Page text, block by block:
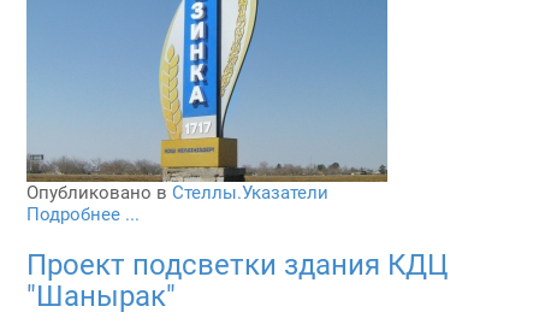
Опубликовано в Стеллы.Указатели
Подробнее ...
Проект подсветки здания КДЦ
"Шанырак"